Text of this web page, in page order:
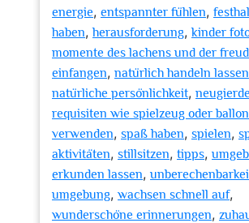
energie, entspannter fühlen,
haben,herausforderung,kinder
momente des lachens und der
einfangen, natürlich handeln lassen
natürliche persönlichkeit,
requisiten wie spielzeug oder
verwenden, spaß haben, spielen,
aktivitäten, stillsitzen, tipps,
erkunden lassen,
umgebung, wachsen schnell auf,
wunderschöne erinnerungen,